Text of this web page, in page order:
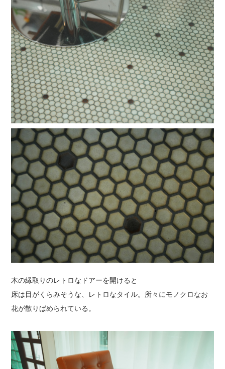
木の縁取りのレトロなドアーを開けると
床は目がくらみそうな、レトロなタイル。所々にモノクロなお
花が散りばめられている。